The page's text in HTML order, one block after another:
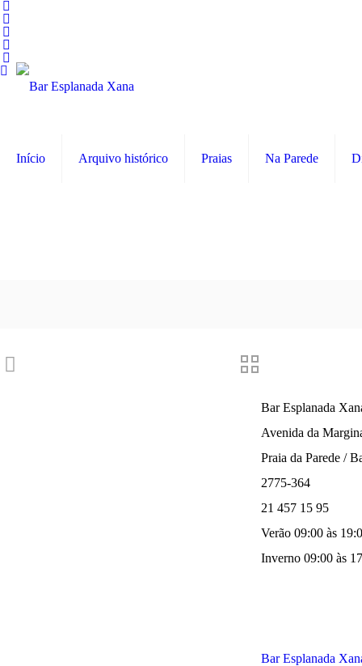
Início Arquivo histórico Praias Na Parede
Bar Esplanada
Avenida da
Praia da Parede /
2775-364
21 457 15 95
Verão 09:00 às
Inverno 09:00 às
Bar Esplanada